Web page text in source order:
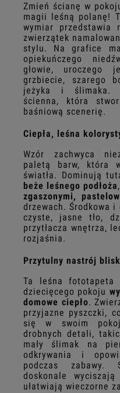
Zmień ścianę w
magii leśną polanę!
wymiar przedstawia
zwierzątek
stylu. Na grafice
opiekuńczego
głowie, uroczego
grzbiecie, szarego
jeżyka i ślimaka.
ścienna, która
baśniową scenerię.
Ciepła, leśna
Wzór zachwyca
paletą barw, która
światła. Dominują
beże leśnego podłoża
zgaszonymi,
drzewach. Środkowa
czyste, jasne tło,
przytłacza wnętrza,
rozjaśnia.
Przytulny nastrój
Ta leśna fototapeta
dziecięcego pokoju
domowe ciepło.
przyjazne pyszczki,
się w swoim
drobnych detali,
mały ślimak na
odkrywania i
podczas zabawy.
doskonale
ułatwiają wieczorne